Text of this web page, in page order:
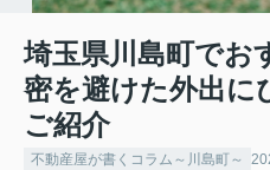
埼玉県川島町でお
密を避けた外出に
ご紹介
不動産屋が書くコラム～川島町～